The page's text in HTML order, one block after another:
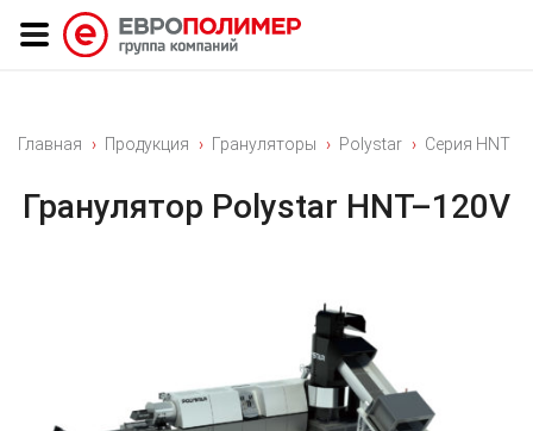
Главная Продукция Грануляторы Polystar Серия HNT
Гранулятор Polystar HNT–120V